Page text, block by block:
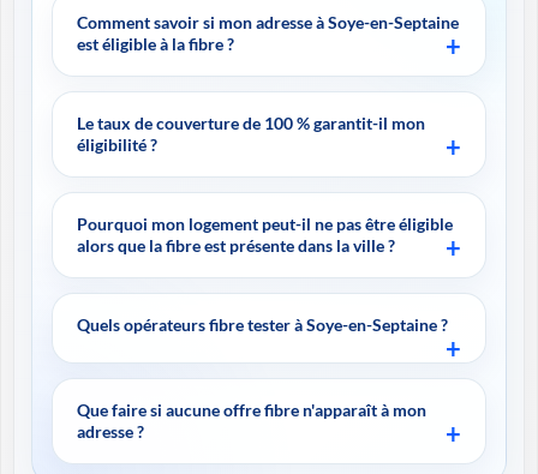
Comment savoir si mon adresse à Soye-en-Septaine
est éligible à la fibre ?
Le taux de couverture de 100 % garantit-il mon
éligibilité ?
Pourquoi mon logement peut-il ne pas être éligible
alors que la fibre est présente dans la ville ?
Quels opérateurs fibre tester à Soye-en-Septaine ?
Que faire si aucune offre fibre n'apparaît à mon
adresse ?